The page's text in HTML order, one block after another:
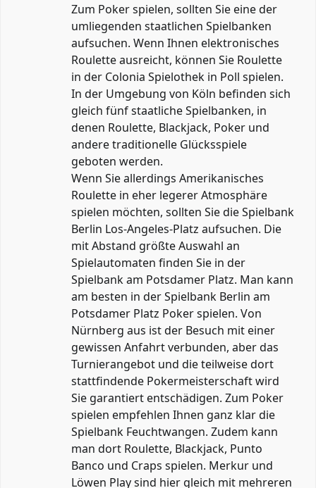
Zum Poker spielen, sollten Sie eine der
umliegenden staatlichen Spielbanken
aufsuchen. Wenn Ihnen elektronisches
Roulette ausreicht, können Sie Roulette
in der Colonia Spielothek in Poll spielen.
In der Umgebung von Köln befinden sich
gleich fünf staatliche Spielbanken, in
denen Roulette, Blackjack, Poker und
andere traditionelle Glücksspiele
geboten werden.
Wenn Sie allerdings Amerikanisches
Roulette in eher legerer Atmosphäre
spielen möchten, sollten Sie die Spielbank
Berlin Los-Angeles-Platz aufsuchen. Die
mit Abstand größte Auswahl an
Spielautomaten finden Sie in der
Spielbank am Potsdamer Platz. Man kann
am besten in der Spielbank Berlin am
Potsdamer Platz Poker spielen. Von
Nürnberg aus ist der Besuch mit einer
gewissen Anfahrt verbunden, aber das
Turnierangebot und die teilweise dort
stattfindende Pokermeisterschaft wird
Sie garantiert entschädigen. Zum Poker
spielen empfehlen Ihnen ganz klar die
Spielbank Feuchtwangen. Zudem kann
man dort Roulette, Blackjack, Punto
Banco und Craps spielen. Merkur und
Löwen Play sind hier gleich mit mehreren